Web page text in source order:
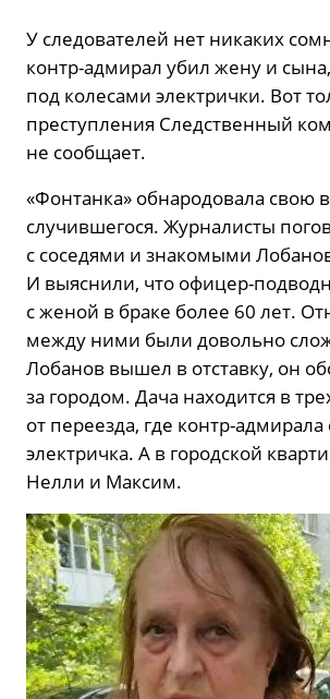
У следователей нет никаких
контр-адмирал убил жену и
под колесами электрички. Вот
преступления Следственный
не сообщает.
«Фонтанка» обнародовала свою
случившегося. Журналисты
с соседями и знакомыми
И выяснили, что офицер-
с женой в браке более 60 лет.
между ними были довольно
Лобанов вышел в отставку, он
за городом. Дача находится в
от переезда, где контр-адмирала
электричка. А в городской
Нелли и Максим.